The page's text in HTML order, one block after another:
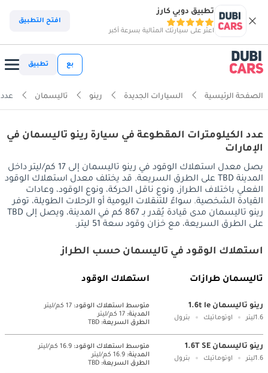
تطبيق دوبي كارز
اعثر على سيارتك المثالية بسرعة أكبر
افتح التطبيق
بع تطبيق
الصفحة الرئيسية السيارات الجديدة رينو تاليسمان
عدد الكيلومترات المقطوعة في سيارة رينو تاليسمان في
الإمارات
يصل معدل استهلاك الوقود في رينو تاليسمان إلى 17 كم/ليتر داخل
المدينة TBD على الطرق السريعة. قد يختلف معدل استهلاك الوقود
الفعلي باختلاف الطراز، ونوع ناقل الحركة، ونوع الوقود، وعادات
القيادة الشخصية. سواءً للتنقلات اليومية أو الرحلات الطويلة، توفر
رينو تاليسمان مدى قيادة يُقدر بـ 867 كم في المدينة، ويصل إلى TBD
على الطرق السريعة، مع خزان وقود سعة 51 ليتر.
استهلاك الوقود في تاليسمان حسب الطراز
تاليسمان طرازات استهلاك الوقود
رينو تاليسمان 1.6t le
1.6ليتر اوتوماتيك بترول
متوسط ​​استهلاك الوقود: 17 كم/ليتر
المدينة: 17 كم/ليتر
الطرق السريعة: TBD
رينو تاليسمان 1.6T SE
1.6ليتر اوتوماتيك بترول
متوسط ​​استهلاك الوقود: 16.9 كم/ليتر
المدينة: 16.9 كم/ليتر
الطرق السريعة: TBD